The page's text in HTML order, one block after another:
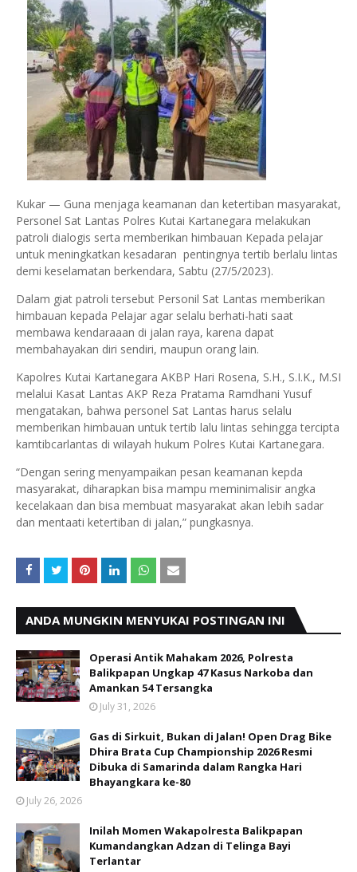
Kukar — Guna menjaga keamanan dan ketertiban masyarakat,
Personel Sat Lantas Polres Kutai Kartanegara melakukan
patroli dialogis serta memberikan himbauan Kepada pelajar
untuk meningkatkan kesadaran pentingnya tertib berlalu lintas
demi keselamatan berkendara, Sabtu (27/5/2023).
Dalam giat patroli tersebut Personil Sat Lantas memberikan
himbauan kepada Pelajar agar selalu berhati-hati saat
membawa kendaraaan di jalan raya, karena dapat
membahayakan diri sendiri, maupun orang lain.
Kapolres Kutai Kartanegara AKBP Hari Rosena, S.H., S.I.K., M.SI
melalui Kasat Lantas AKP Reza Pratama Ramdhani Yusuf
mengatakan, bahwa personel Sat Lantas harus selalu
memberikan himbauan untuk tertib lalu lintas sehingga tercipta
kamtibcarlantas di wilayah hukum Polres Kutai Kartanegara.
“Dengan sering menyampaikan pesan keamanan kepda
masyarakat, diharapkan bisa mampu meminimalisir angka
kecelakaan dan bisa membuat masyarakat akan lebih sadar
dan mentaati ketertiban di jalan,” pungkasnya.
ANDA MUNGKIN MENYUKAI POSTINGAN INI
Operasi Antik Mahakam 2026, Polresta
Balikpapan Ungkap 47 Kasus Narkoba dan
Amankan 54 Tersangka
July 31, 2026
Gas di Sirkuit, Bukan di Jalan! Open Drag Bike
Dhira Brata Cup Championship 2026 Resmi
Dibuka di Samarinda dalam Rangka Hari
Bhayangkara ke-80
July 26, 2026
Inilah Momen Wakapolresta Balikpapan
Kumandangkan Adzan di Telinga Bayi
Terlantar